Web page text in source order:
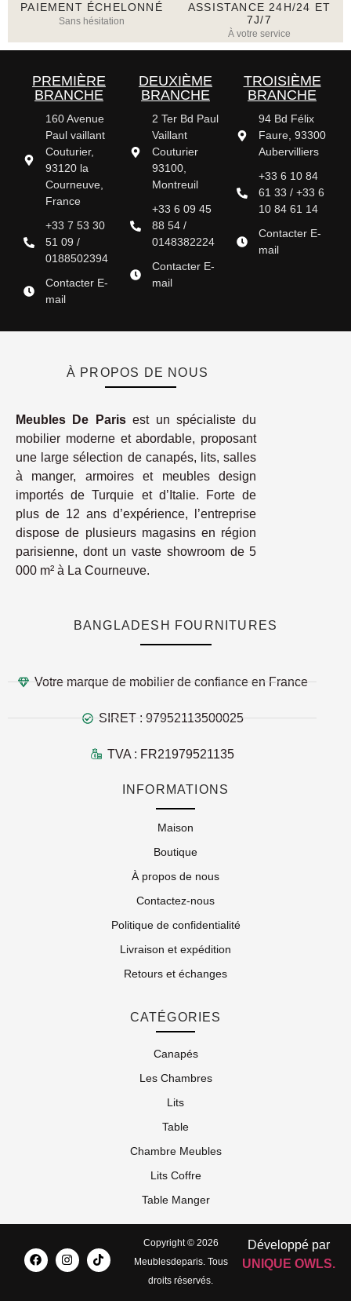
PAIEMENT ÉCHELONNÉ
Sans hésitation
ASSISTANCE 24H/24 ET
7J/7
À votre service
PREMIÈRE
BRANCHE
160 Avenue
Paul vaillant
Couturier,
93120 la
Courneuve,
France
+33 7 53 30
51 09 /
0188502394
Contacter E-
mail
DEUXIÈME
BRANCHE
2 Ter Bd Paul
Vaillant
Couturier
93100,
Montreuil
+33 6 09 45
88 54 /
0148382224
Contacter E-
mail
TROISIÈME
BRANCHE
94 Bd Félix
Faure, 93300
Aubervilliers
+33 6 10 84
61 33 / +33 6
10 84 61 14
Contacter E-
mail
À PROPOS DE NOUS
Meubles De Parisest un spécialiste du
mobilier moderne et abordable, proposant
une large sélection de canapés, lits, salles
à manger, armoires et meubles design
importés de Turquie et d’Italie. Forte de
plus de 12 ans d’expérience, l’entreprise
dispose de plusieurs magasins en région
parisienne, dont un vaste showroom de 5
000 m² à La Courneuve.
BANGLADESH FOURNITURES
Votre marque de mobilier de confiance en France
SIRET : 97952113500025
TVA : FR21979521135
INFORMATIONS
Maison
Boutique
À propos de nous
Contactez-nous
Politique de confidentialité
Livraison et expédition
Retours et échanges
CATÉGORIES
Canapés
Les Chambres
Lits
Table
Chambre Meubles
Lits Coffre
Table Manger
Copyright © 2026
Meublesdeparis. Tous
droits réservés.
Développé par
UNIQUE OWLS.